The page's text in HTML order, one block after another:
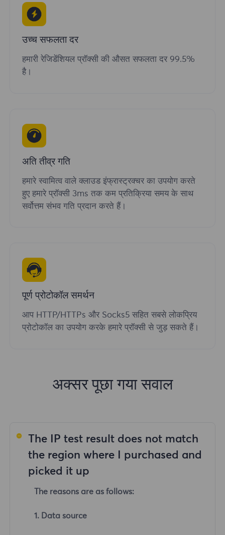
उच्च सफलता दर
हमारी रेजिडेंशियल प्रॉक्सी की औसत सफलता दर 99.5%
है।
अति तीव्र गति
हमारे स्वामित्व वाले क्लाउड इंफ्रास्ट्रक्चर का उपयोग करते
हुए हमारे प्रॉक्सी 3ms तक कम प्रतिक्रिया समय के साथ
सर्वोत्तम संभव गति प्रदान करते हैं।
पूर्ण प्रोटोकॉल समर्थन
आप HTTP/HTTPs और Socks5 सहित सबसे लोकप्रिय
प्रोटोकॉल का उपयोग करके हमारे प्रॉक्सी से जुड़ सकते हैं।
अक्सर पूछा गया सवाल
The IP test result does not match
the region where I purchased and
picked it up
The reasons are as follows:
1. Data source